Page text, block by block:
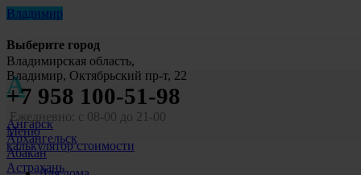
Владимир
Выберите город
А
Ангарск
Архангельск
Абакан
Астрахань
Владимирская область,
Владимир, Октябрьский пр-т, 22
+7 958 100-51-98
Ежедневно: с 08-00 до 21-00
Меню
калькулятор стоимости